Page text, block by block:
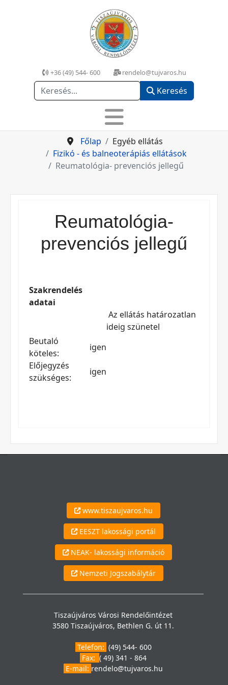
+36 (49) 544- 600 rendelo@tujvaros.hu
Keresés Keresés
Főlap
Egyéb ellátás
Fizikó - és balneoterápiás ellátások
Reumatológia- prevenciós jellegű
Reumatológia-
prevenciós jellegű
Szakrendelés
adatai
Az ellátás határozatlan
ideig szünetel
Beutaló
köteles:
igen
Előjegyzés
szükséges:
igen
www.tiszaujvaros.hu
EESZT lakossági portál
NEAK- lakossági információ
Nemzeti Jogszabálytár
Tiszaújváros Városi Rendelőintézet
3580 Tiszaújváros, Bethlen G. út 11.
Telefon: (49) 544- 600
Fax: ( 49) 341 - 864
E-mail: rendelo@tujvaros.hu